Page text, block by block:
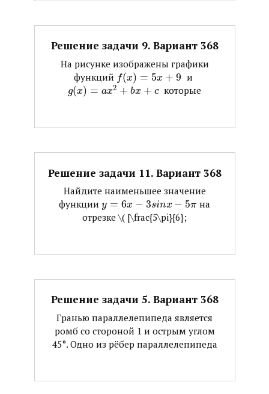
Решение задачи 9. Вариант 368
На рисунке изображены графики
функций ​ f(x) = 5x + 9 ​ и ​
g(x) = ax2 + bx + c ​ которые
Решение задачи 11. Вариант 368
Найдите наименьшее значение
функции ​ y = 6x − 3sinx − 5π ​ на
отрезке ​\( [\frac{5\pi}{6};
Решение задачи 5. Вариант 368
Гранью параллелепипеда является
ромб со стороной 1 и острым углом
45°. Одно из рёбер параллелепипеда